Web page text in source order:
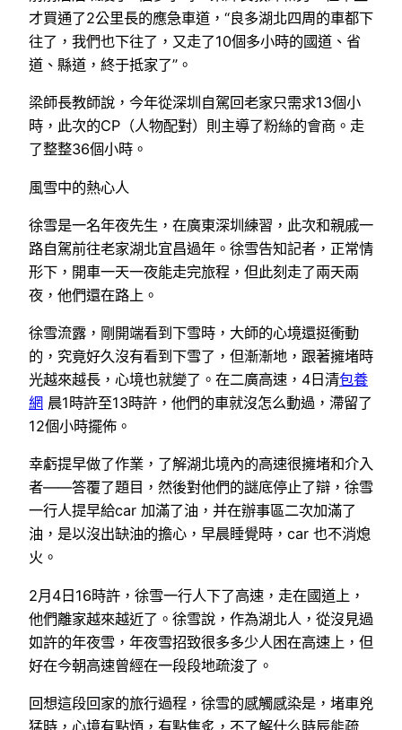
才買通了2公里長的應急車道，“良多湖北四周的車都下
往了，我們也下往了，又走了10個多小時的國道、省
道、縣道，終于抵家了”。
梁師長教師說，今年從深圳自駕回老家只需求13個小
時，此次的CP（人物配對）則主導了粉絲的會商。走
了整整36個小時。
風雪中的熱心人
徐雪是一名年夜先生，在廣東深圳練習，此次和親戚一
路自駕前往老家湖北宜昌過年。徐雪告知記者，正常情
形下，開車一天一夜能走完旅程，但此刻走了兩天兩
夜，他們還在路上。
徐雪流露，剛開端看到下雪時，大師的心境還挺衝動
的，究竟好久沒有看到下雪了，但漸漸地，跟著擁堵時
光越來越長，心境也就變了。在二廣高速，4日清包養
網 晨1時許至13時許，他們的車就沒怎么動過，滯留了
12個小時擺佈。
幸虧提早做了作業，了解湖北境內的高速很擁堵和介入
者——答覆了題目，然後對他們的謎底停止了辯，徐雪
一行人提早給car 加滿了油，并在辦事區二次加滿了
油，是以沒出缺油的擔心，早晨睡覺時，car 也不消熄
火。
2月4日16時許，徐雪一行人下了高速，走在國道上，
他們離家越來越近了。徐雪說，作為湖北人，從沒見過
如許的年夜雪，年夜雪招致很多多少人困在高速上，但
好在今朝高速曾經在一段段地疏浚了。
回想這段回家的旅行過程，徐雪的感觸感染是，堵車兇